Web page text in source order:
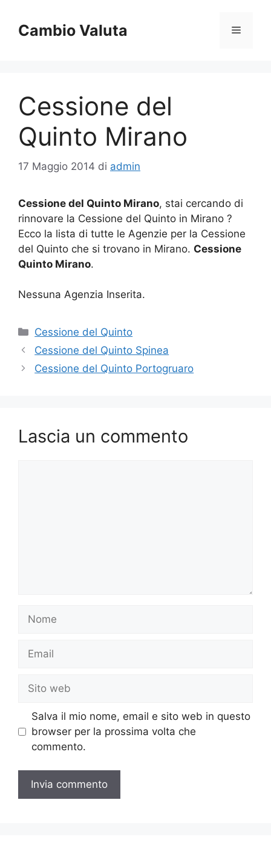
contenuto
Cambio Valuta Menu
Cessione del
Quinto Mirano
17 Maggio 2014 di admin
Cessione del Quinto Mirano, stai cercando di
rinnovare la Cessione del Quinto in Mirano ?
Ecco la lista di tutte le Agenzie per la Cessione
del Quinto che si trovano in Mirano. Cessione
Quinto Mirano.
Nessuna Agenzia Inserita.
Categorie
Cessione del Quinto
Cessione del Quinto Spinea
Cessione del Quinto Portogruaro
Lascia un commento
Nome
Email
Sito
web
Salva il mio nome, email e sito web in questo
browser per la prossima volta che
commento.